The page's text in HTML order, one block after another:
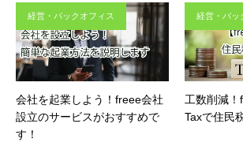
経営・バックオフィス
会社を起業しよう！freee会社
設立のサービスがおすすめで
す！
経営・バッ
工数削減！
Taxで住民